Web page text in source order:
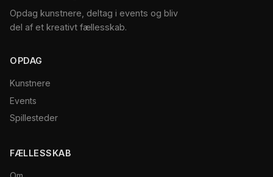
Opdag kunstnere, deltag i events og bliv
del af et kreativt fællesskab.
OPDAG
Kunstnere
Events
Spillesteder
FÆLLESSKAB